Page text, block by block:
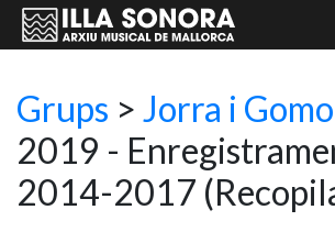
Grups > Jorra i
2019 -
2014-2017